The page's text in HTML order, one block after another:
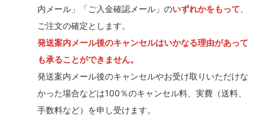
内メール」「ご入金確認メール」のいずれかをもって
ご注文の確定とします。
発送案内メール後のキャンセルはいかなる理由があって
も承ることができません。
発送案内メール後のキャンセルやお受け取りいただけな
かった場合などは100％のキャンセル料、実費（送料、
手数料など）を申し受けます。